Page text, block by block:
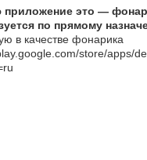
это —
по прямому
в качестве фонарика
store/apps/